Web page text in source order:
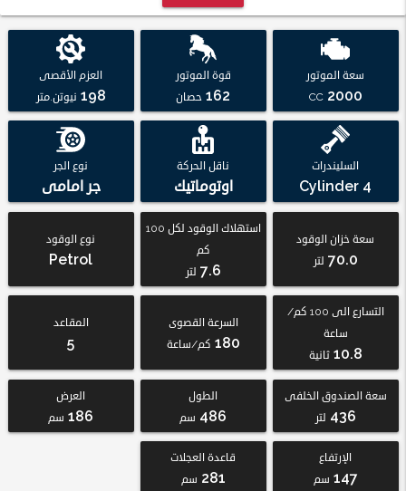
سعة الموتور
2000
CC
قوة الموتور
162 حصان
العزم الأقصى
198 نيوتن.متر
السليندرات
4 Cylinder
ناقل الحركة
اوتوماتيك
نوع الجر
جر امامى
سعة خزان الوقود
70.0 لتر
استهلاك الوقود لكل 100
كم
7.6 لتر
نوع الوقود
Petrol
التسارع الى 100 كم/
ساعة
10.8 ثانية
السرعة القصوى
180 كم/ساعة
المقاعد
5
سعة الصندوق الخلفى
436 لتر
الطول
486 سم
العرض
186 سم
الإرتفاع
147 سم
قاعدة العجلات
281 سم